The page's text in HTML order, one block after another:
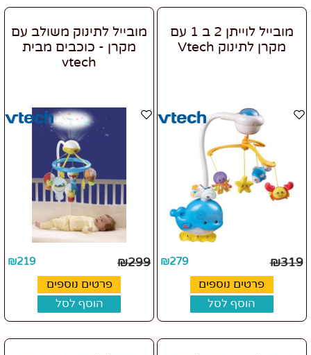
מובייל לוייתן 2 ב 1 עם
מקרן לתינוק Vtech
₪319
₪279
פרטים נוספים
הוסף לסל
מובייל לתינוק משולב עם
מקרן - כוכבים מבית
vtech
₪299
₪219
פרטים נוספים
הוסף לסל